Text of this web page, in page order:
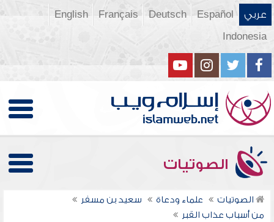
عربي Español
Deutsch
Français
English
Indonesia
الصوتيات
الصوتيات علماء ودعاة
سعيد بن مسفر
من أسباب عذاب القبر